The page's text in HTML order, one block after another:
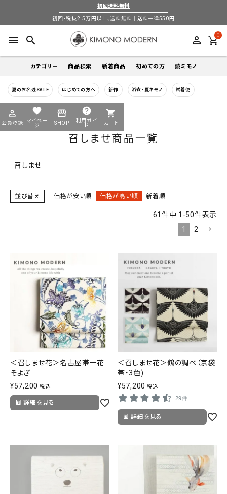
初回送料無料
初回・税抜2.5万円以上、送料無料｜送料一律550円
menu search perm_identity 0
カテゴリー
着物
帯
襦袢
商品検索
キーワードから探す
通年 5-9月 夏季以外通年 春 夏 秋 冬
カジュアル フォーマル
商品タイプ
アーカイブ商品 セール商品
素材から探す
正絹 その他
価格から探す
20,000-30,000円 30,000円以上
新着商品 初めての方 読ミモノ
夏のお名残SALE はじめての方へ 新作 浴衣・夏キモノ 試着便
perm_identity
会員登録
favorite
マイペー
ジ
storefront
SHOP
help
利用ガイ
ド
shopping_cart
カート
帯
羽織
新作・キャンペーン
HOME 召しませ商品一覧
召しませ商品一覧
召しませ
予約商品
新着順 登録順
価格が安い順
価格が高い順
キーワードヒット順
検索
並び替え 価格が安い順 価格が高い順 新着順
61 件中 1 -50件表示
1
2
＜召しませ花＞名古屋帯ー花
そよぎ
¥57,200 税込
詳細を見る
＜召しませ花＞鶴の調べ（京袋
帯・3色)
¥57,200 税込
29件
詳細を見る